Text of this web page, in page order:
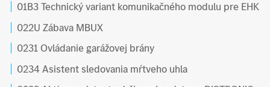
01B3 Technický variant komunikačného modulu pre EHK
022U Zábava MBUX
0231 Ovládanie garážovej brány
0234 Asistent sledovania mŕtveho uhla